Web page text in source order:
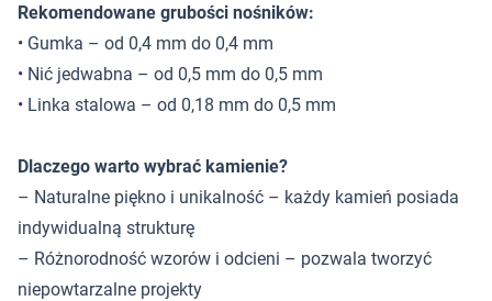
Rekomendowane grubości nośników:
• Gumka – od 0,4 mm do 0,4 mm
• Nić jedwabna – od 0,5 mm do 0,5 mm
• Linka stalowa – od 0,18 mm do 0,5 mm
Dlaczego warto wybrać kamienie?
– Naturalne piękno i unikalność – każdy kamień posiada
indywidualną strukturę
– Różnorodność wzorów i odcieni – pozwala tworzyć
niepowtarzalne projekty